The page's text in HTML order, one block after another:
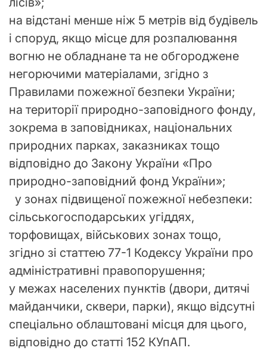
на відстані менше ніж 5 метрів від будівель
і споруд, якщо місце для розпалювання
вогню не обладнане та не обгороджене
негорючими матеріалами, згідно з
Правилами пожежної безпеки України;
на території природно-заповідного фонду,
зокрема в заповідниках, національних
природних парках, заказниках тощо
відповідно до Закону України «Про
природно-заповідний фонд України»;
у зонах підвищеної пожежної небезпеки:
сільськогосподарських угіддях,
торфовищах, військових зонах тощо,
згідно зі статтею 77-1 Кодексу України про
адміністративні правопорушення;
у межах населених пунктів (двори, дитячі
майданчики, сквери, парки), якщо відсутні
спеціально облаштовані місця для цього,
відповідно до статті 152 КУпАП.